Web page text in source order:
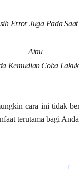
Error Juga Pada
Atau
Kemudian Coba
cara ini tidak
terutama bagi